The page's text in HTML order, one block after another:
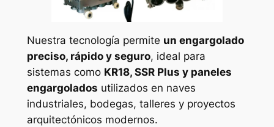
Nuestra tecnología permite un engargolado
preciso, rápido y seguro, ideal para
sistemas como KR18, SSR Plus y paneles
engargolados utilizados en naves
industriales, bodegas, talleres y proyectos
arquitectónicos modernos.